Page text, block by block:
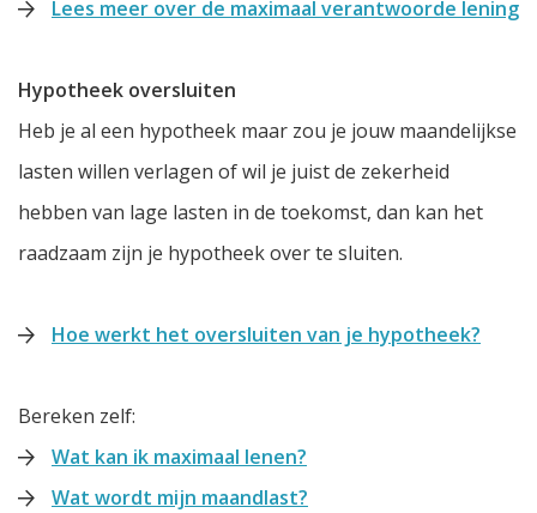
Lees meer over de maximaal verantwoorde lening
Hypotheek oversluiten
Heb je al een hypotheek maar zou je jouw maandelijkse
lasten willen verlagen of wil je juist de zekerheid
hebben van lage lasten in de toekomst, dan kan het
raadzaam zijn je hypotheek over te sluiten.
Hoe werkt het oversluiten van je hypotheek?
Bereken zelf:
Wat kan ik maximaal lenen?
Wat wordt mijn maandlast?